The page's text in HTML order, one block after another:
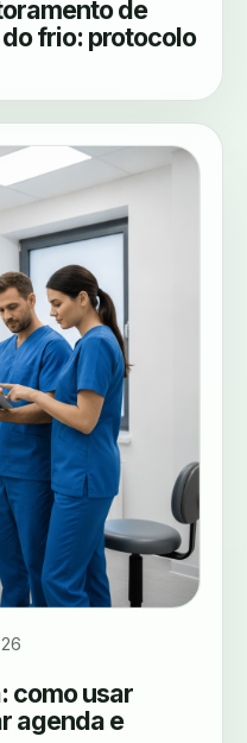
de
frio: protocolo
como usar
agenda e